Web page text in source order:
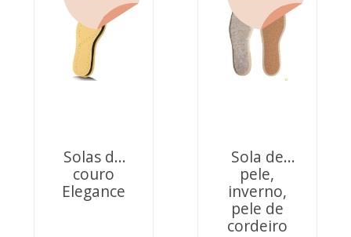
Solas de
couro
Elegance
Sola de
pele,
inverno,
pele de
cordeiro